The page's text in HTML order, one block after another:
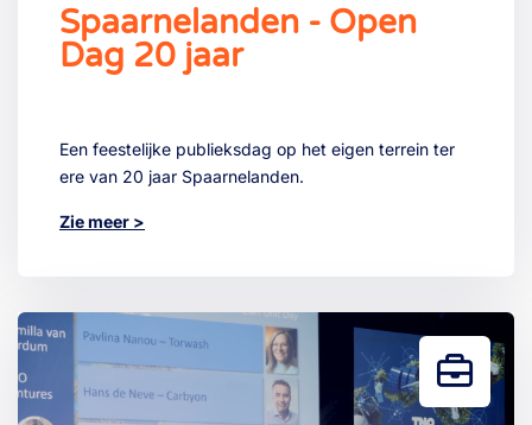
Spaarnelanden - Open
Dag 20 jaar
Een feestelijke publieksdag op het eigen terrein ter
ere van 20 jaar Spaarnelanden.
Zie meer >